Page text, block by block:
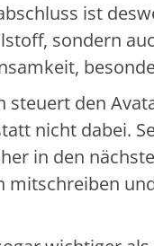
ist
sondern
den
nicht dabei.
in den
mitschreiben